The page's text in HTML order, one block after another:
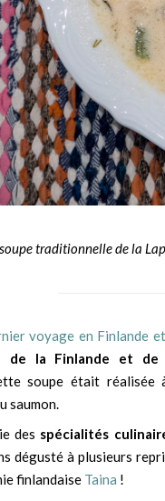
traditionnelle de la
voyage en Finlande
de la Finlande et de
soupe était réalisée
saumon.
des spécialités
dégusté à plusieurs
finlandaise Taina !